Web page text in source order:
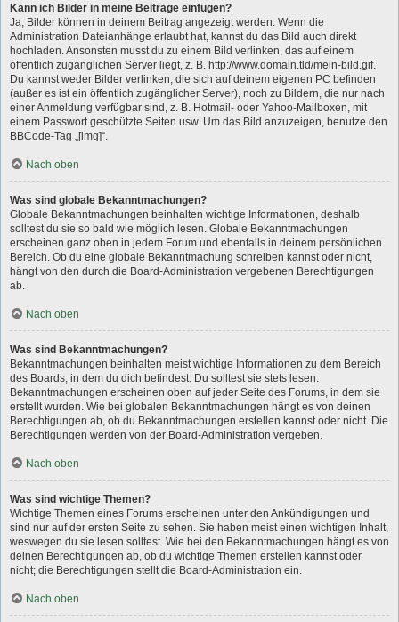
Kann ich Bilder in meine Beiträge einfügen?
Ja, Bilder können in deinem Beitrag angezeigt werden. Wenn die
Administration Dateianhänge erlaubt hat, kannst du das Bild auch direkt
hochladen. Ansonsten musst du zu einem Bild verlinken, das auf einem
öffentlich zugänglichen Server liegt, z. B. http://www.domain.tld/mein-bild.gif.
Du kannst weder Bilder verlinken, die sich auf deinem eigenen PC befinden
(außer es ist ein öffentlich zugänglicher Server), noch zu Bildern, die nur nach
einer Anmeldung verfügbar sind, z. B. Hotmail- oder Yahoo-Mailboxen, mit
einem Passwort geschützte Seiten usw. Um das Bild anzuzeigen, benutze den
BBCode-Tag „[img]“.
Nach oben
Was sind globale Bekanntmachungen?
Globale Bekanntmachungen beinhalten wichtige Informationen, deshalb
solltest du sie so bald wie möglich lesen. Globale Bekanntmachungen
erscheinen ganz oben in jedem Forum und ebenfalls in deinem persönlichen
Bereich. Ob du eine globale Bekanntmachung schreiben kannst oder nicht,
hängt von den durch die Board-Administration vergebenen Berechtigungen
ab.
Nach oben
Was sind Bekanntmachungen?
Bekanntmachungen beinhalten meist wichtige Informationen zu dem Bereich
des Boards, in dem du dich befindest. Du solltest sie stets lesen.
Bekanntmachungen erscheinen oben auf jeder Seite des Forums, in dem sie
erstellt wurden. Wie bei globalen Bekanntmachungen hängt es von deinen
Berechtigungen ab, ob du Bekanntmachungen erstellen kannst oder nicht. Die
Berechtigungen werden von der Board-Administration vergeben.
Nach oben
Was sind wichtige Themen?
Wichtige Themen eines Forums erscheinen unter den Ankündigungen und
sind nur auf der ersten Seite zu sehen. Sie haben meist einen wichtigen Inhalt,
weswegen du sie lesen solltest. Wie bei den Bekanntmachungen hängt es von
deinen Berechtigungen ab, ob du wichtige Themen erstellen kannst oder
nicht; die Berechtigungen stellt die Board-Administration ein.
Nach oben